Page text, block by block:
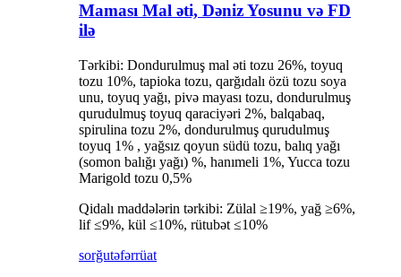
Maması Mal əti, Dəniz Yosunu və FD
ilə
Tərkibi: Dondurulmuş mal əti tozu 26%, toyuq
tozu 10%, tapioka tozu, qarğıdalı özü tozu soya
unu, toyuq yağı, pivə mayası tozu, dondurulmuş
qurudulmuş toyuq qaraciyəri 2%, balqabaq,
spirulina tozu 2%, dondurulmuş qurudulmuş
toyuq 1% , yağsız qoyun südü tozu, balıq yağı
(somon balığı yağı) %, hanımeli 1%, Yucca tozu
Marigold tozu 0,5%
Qidalı maddələrin tərkibi: Zülal ≥19%, yağ ≥6%,
lif ≤9%, kül ≤10%, rütubət ≤10%
sorğutəfərrüat